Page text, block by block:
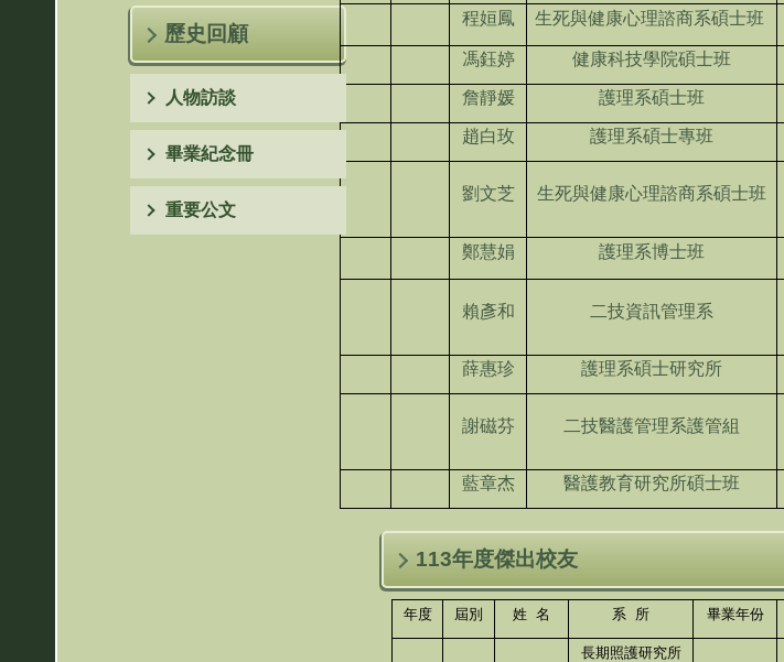
歷史回顧
人物訪談
畢業紀念冊
重要公文
程姮鳳 生死與健康心理諮商系碩士班
馮鈺婷 健康科技學院碩士班
詹靜媛 護理系碩士班
趙白玫 護理系碩士專班
劉文芝 生死與健康心理諮商系碩士班
鄭慧娟 護理系博士班
賴彥和 二技資訊管理系
薛惠珍 護理系碩士研究所
謝磁芬 二技醫護管理系護管組
藍章杰 醫護教育研究所碩士班
113年度傑出校友
年度 屆別 姓 名 系 所 畢業年份
長期照護研究所